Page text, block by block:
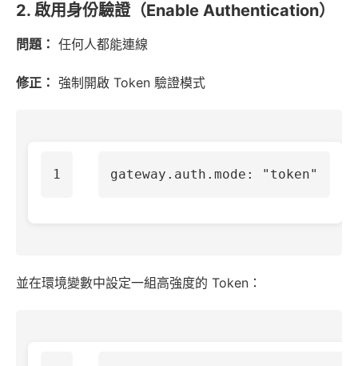
2. 啟用身份驗證（Enable Authentication）
問題： 任何人都能連線
修正： 強制開啟 Token 驗證模式
gateway.auth.mode : " token"
並在環境變數中設定一組高強度的 Token：